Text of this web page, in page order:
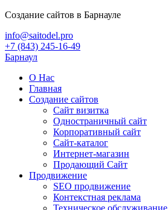
Создание сайтов в Барнауле
info@saitodel.pro
+7 (843) 245-16-49
Барнаул
О Нас
Главная
Создание сайтов
Сайт визитка
Одностраничный сайт
Корпоративный сайт
Сайт-каталог
Интернет-магазин
Продающий Сайт
Продвижение
SEO продвижение
Контекстная реклама
Техническое обслуживание